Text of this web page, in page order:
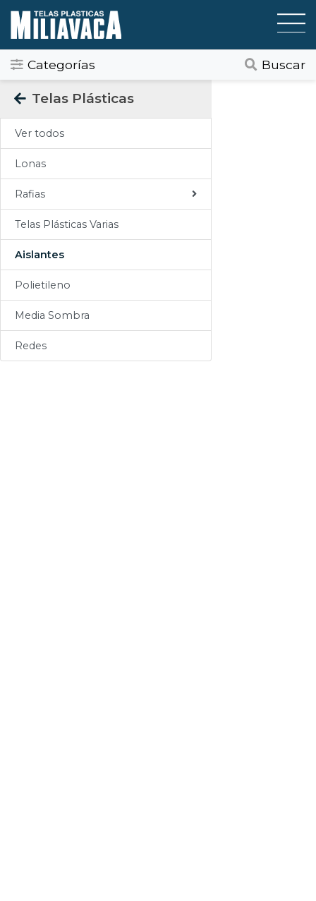
Categorías Buscar
Categorias
Todos
Gráfica / Comunicación Visual
Tapicería
Telas Plásticas
Telas Plásticas
Ver todos
Lonas
Rafias
Telas Plásticas Varias
Aislantes
Polietileno
Media Sombra
Redes
Felpudos
Toldos
Pisos
Sogas